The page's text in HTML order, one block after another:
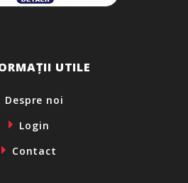
UTILE
Despre noi
Login
Contact